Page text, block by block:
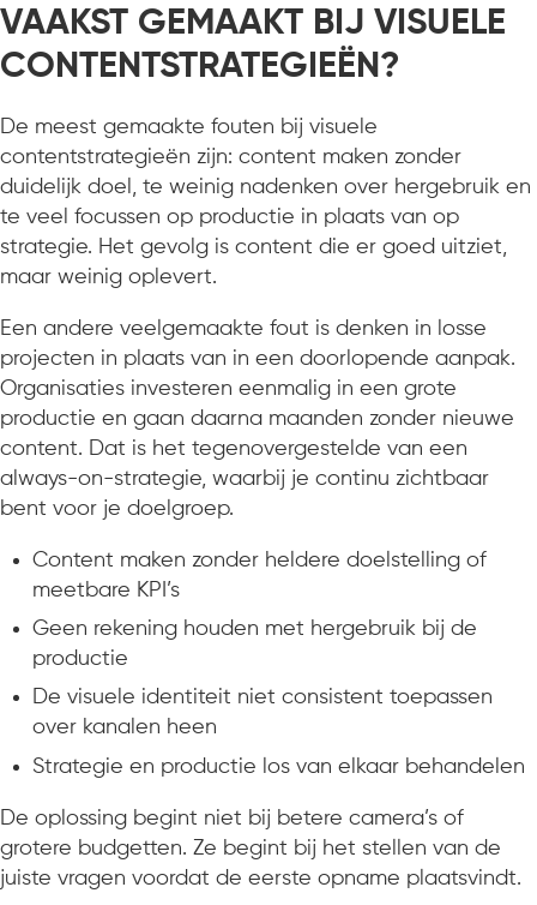
VAAKST GEMAAKT BIJ VISUELE
CONTENTSTRATEGIEËN?
De meest gemaakte fouten bij visuele
contentstrategieën zijn: content maken zonder
duidelijk doel, te weinig nadenken over hergebruik en
te veel focussen op productie in plaats van op
strategie. Het gevolg is content die er goed uitziet,
maar weinig oplevert.
Een andere veelgemaakte fout is denken in losse
projecten in plaats van in een doorlopende aanpak.
Organisaties investeren eenmalig in een grote
productie en gaan daarna maanden zonder nieuwe
content. Dat is het tegenovergestelde van een
always-on-strategie, waarbij je continu zichtbaar
bent voor je doelgroep.
Content maken zonder heldere doelstelling of
meetbare KPI’s
Geen rekening houden met hergebruik bij de
productie
De visuele identiteit niet consistent toepassen
over kanalen heen
Strategie en productie los van elkaar behandelen
De oplossing begint niet bij betere camera’s of
grotere budgetten. Ze begint bij het stellen van de
juiste vragen voordat de eerste opname plaatsvindt.